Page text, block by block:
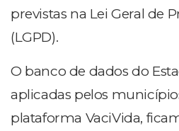
previstas na Lei Geral de
(LGPD).
O banco de dados do
aplicadas pelos
plataforma VaciVida,